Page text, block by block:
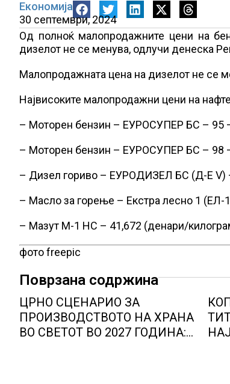
Економија
30 септември, 2024
Од полноќ малопродажните цени на
дизелот не се менува, одлучи денеска
Малопродажната цена на дизелот не се
Највисоките малопродажни цени на
– Моторен бензин – ЕУРОСУПЕР БС – 95
– Моторен бензин – ЕУРОСУПЕР БС – 98
– Дизел гориво – ЕУРОДИЗЕЛ БС (Д-Е V)
– Масло за горење – Екстра лесно 1 (ЕЛ-
– Мазут М-1 НС – 41,672 (денари/
фото freepic
Поврзана содржина
ЦРНО СЦЕНАРИО ЗА
ПРОИЗВОДСТВОТО НА ХРАНА
ВО СВЕТОТ ВО 2027 ГОДИНА: